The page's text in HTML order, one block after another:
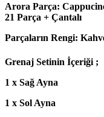
Arora Parça:
21 Parça + Çantalı
Parçaların Rengi:
Grenaj Setinin İçeriği ;
1 x Sağ Ayna
1 x Sol Ayna